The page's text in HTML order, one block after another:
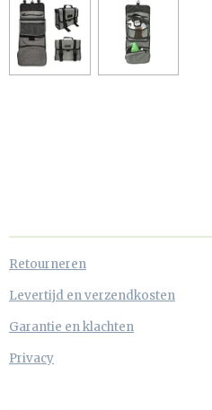
Retourneren
Levertijd en verzendkosten
Garantie en klachten
Privacy